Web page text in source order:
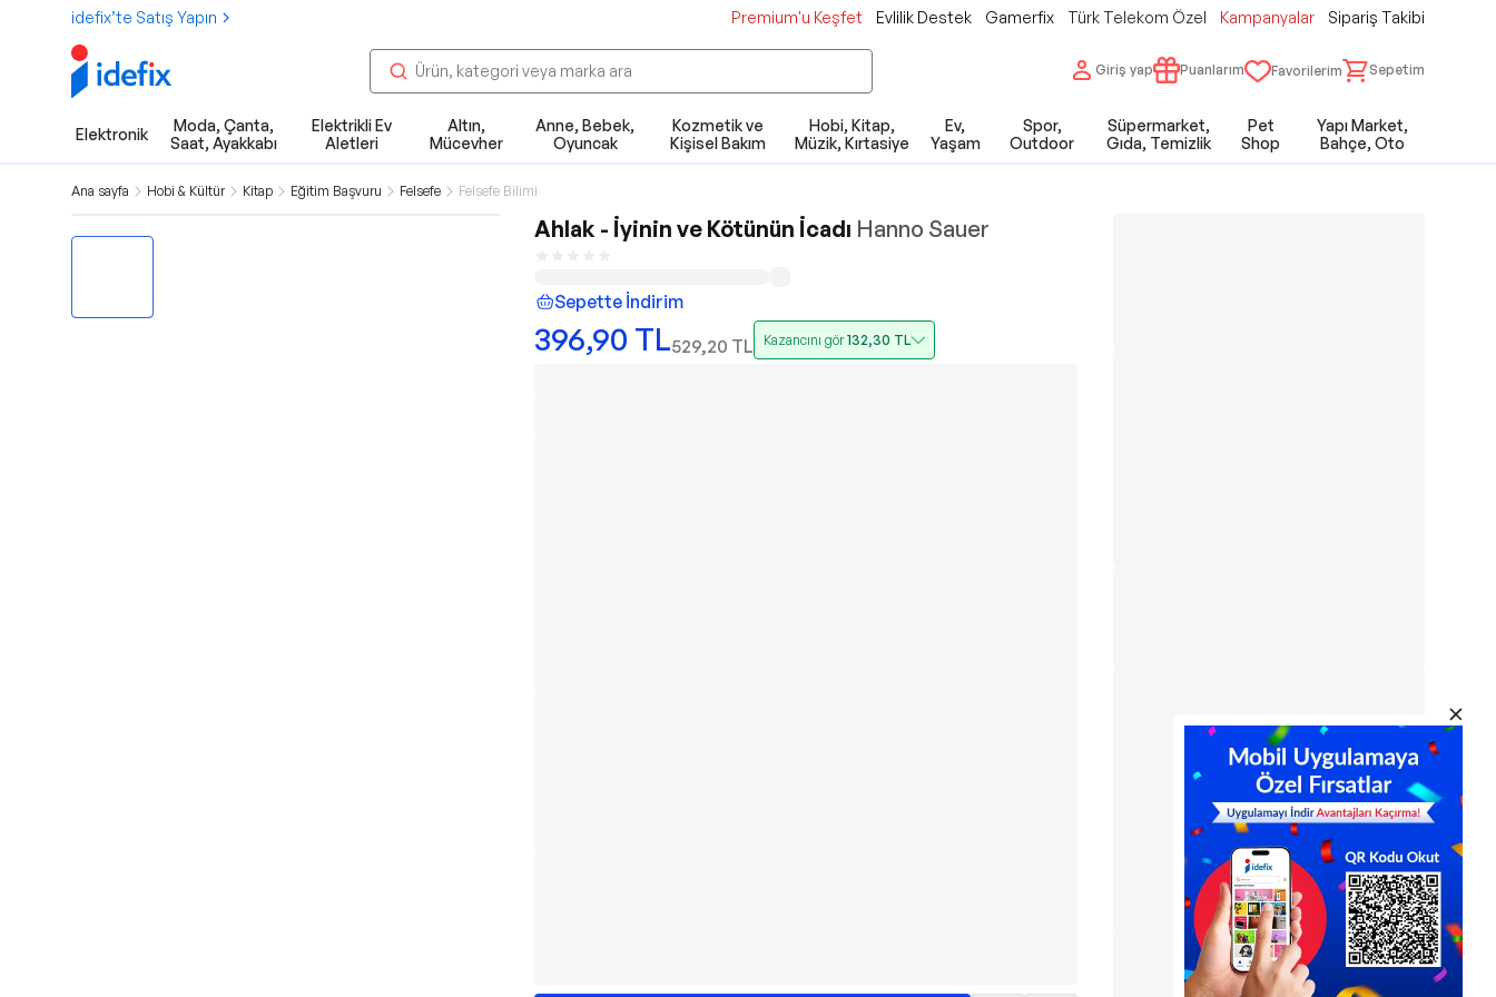
idefix’te Satış Yapın Premium'u Keşfet Evlilik Destek Gamerfix Türk Telekom Özel Kampanyalar Sipariş Takibi
Giriş yap Puanlarım Favorilerim Sepetim
Elektronik
Moda, Çanta,
Saat, Ayakkabı
Elektrikli Ev
Aletleri
Altın,
Mücevher
Anne, Bebek,
Oyuncak
Kozmetik ve
Kişisel Bakım
Hobi, Kitap,
Müzik, Kırtasiye
Ev,
Yaşam
Spor,
Outdoor
Süpermarket,
Gıda, Temizlik
Pet
Shop
Yapı Market,
Bahçe, Oto
Ana sayfa Hobi & Kültür Kitap Eğitim Başvuru Felsefe Felsefe Bilimi
Ahlak - İyinin ve Kötünün İcadı Hanno Sauer
Sepette İndirim
396,90 TL529,20 TL Kazancını gör132,30 TL